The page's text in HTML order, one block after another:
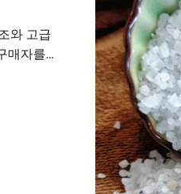
와 고급
매자를